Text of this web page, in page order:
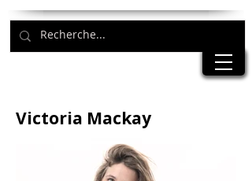
Victoria Mackay